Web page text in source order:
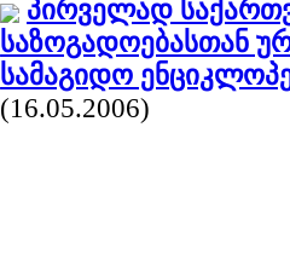
პირველად
საზოგადოებასთან
სამაგიდო
(16.05.2006)